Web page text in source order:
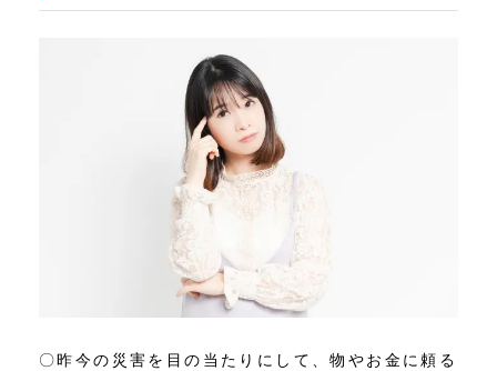
〇昨今の災害を目の当たりにして、物やお金に頼る